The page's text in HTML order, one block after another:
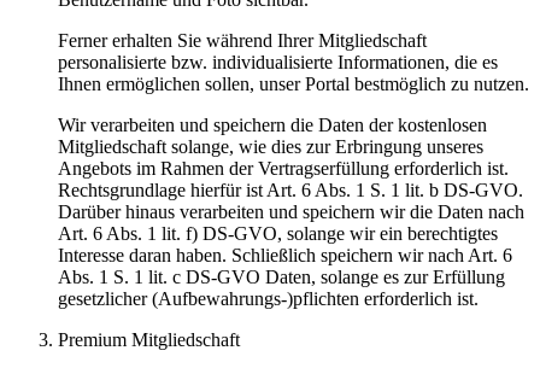
Ferner erhalten Sie während Ihrer Mitgliedschaft
personalisierte bzw. individualisierte Informationen, die es
Ihnen ermöglichen sollen, unser Portal bestmöglich zu nutzen.
Wir verarbeiten und speichern die Daten der kostenlosen
Mitgliedschaft solange, wie dies zur Erbringung unseres
Angebots im Rahmen der Vertragserfüllung erforderlich ist.
Rechtsgrundlage hierfür ist Art. 6 Abs. 1 S. 1 lit. b DS-GVO.
Darüber hinaus verarbeiten und speichern wir die Daten nach
Art. 6 Abs. 1 lit. f) DS-GVO, solange wir ein berechtigtes
Interesse daran haben. Schließlich speichern wir nach Art. 6
Abs. 1 S. 1 lit. c DS-GVO Daten, solange es zur Erfüllung
gesetzlicher (Aufbewahrungs-)pflichten erforderlich ist.
Premium Mitgliedschaft